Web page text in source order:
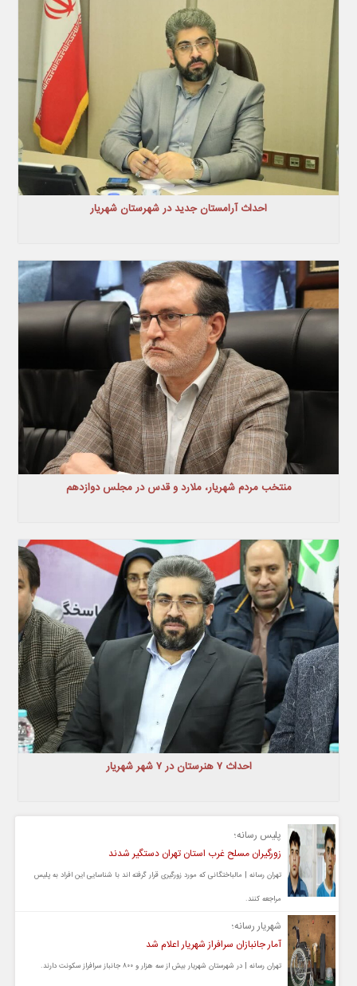
احداث آرامستان جدید در شهرستان شهریار
منتخب مردم شهریار، ملارد و قدس در مجلس دوازدهم
احداث ۷ هنرستان در ۷ شهر شهریار
پلیس رسانه؛
زورگیران مسلح غرب استان تهران دستگیر شدند
تهران رسانه | مالباختگانی که مورد زورگیری قرار گرفته اند با شناسایی این افراد به پلیس
مراجعه کنند.
شهریار رسانه؛
آمار جانبازان سرافراز شهریار اعلام شد
تهران رسانه | در شهرستان شهریار بیش از سه هزار و ۸۰۰ جانباز سرافراز سکونت دارند.